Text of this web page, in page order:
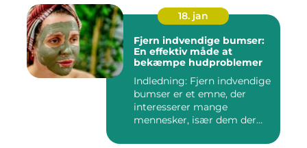
18. jan
Fjern indvendige bumser:
En effektiv måde at
bekæmpe hudproblemer
Indledning: Fjern indvendige
bumser er et emne, der
interesserer mange
mennesker, især dem der